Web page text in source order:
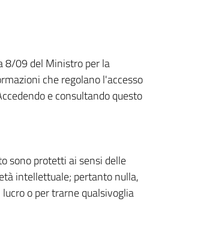
8/09 del Ministro per la
che regolano l'accesso
e consultando questo
sono protetti ai sensi delle
intellettuale; pertanto nulla,
o per trarne qualsivoglia